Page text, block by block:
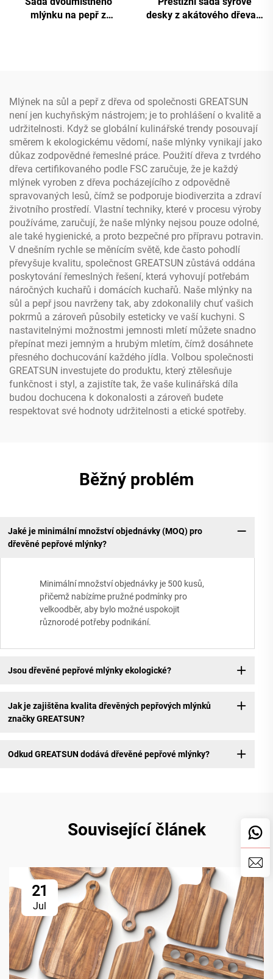
mlýnku na pepř z
desky z akátového dřeva s
Mlýnek na sůl a pepř z dřeva od společnosti GREATSUN
není jen kuchyňským nástrojem; je to prohlášení o kvalitě a
udržitelnosti. Když se globální kulinářské trendy posouvají
směrem k ekologickému vědomí, naše mlýnky vynikají jako
důkaz zodpovědné řemeslné práce. Použití dřeva z tvrdého
dřeva certifikovaného podle FSC zaručuje, že je každý
mlýnek vyroben z dřeva pocházejícího z odpovědně
spravovaných lesů, čímž se podporuje biodiverzita a zdraví
životního prostředí. Vlastní techniky, které v procesu výroby
používáme, zaručují, že naše mlýnky nejsou pouze odolné,
ale také hygienické, a proto bezpečné pro přípravu potravin.
V dnešním rychle se měnícím světě, kde často pohodlí
převyšuje kvalitu, společnost GREATSUN zůstává oddána
poskytování řemeslných řešení, která vyhovují potřebám
náročných kuchařů i domácích kuchařů. Naše mlýnky na
sůl a pepř jsou navrženy tak, aby zdokonalily chuť vašich
pokrmů a zároveň působily esteticky ve vaší kuchyni. S
nastavitelnými možnostmi jemnosti mletí můžete snadno
přepínat mezi jemným a hrubým mletím, čímž dosáhnete
přesného dochucování každého jídla. Volbou společnosti
GREATSUN investujete do produktu, který ztělesňuje
funkčnost i styl, a zajistíte tak, že vaše kulinářská díla
budou dochucena k dokonalosti a zároveň budete
respektovat své hodnoty udržitelnosti a etické spotřeby.
Běžný problém
Jaké je minimální množství objednávky (MOQ) pro
dřevěné pepřové mlýnky?
Minimální množství objednávky je 500 kusů,
přičemž nabízíme pružné podmínky pro
velkoodběr, aby bylo možné uspokojit
různorodé potřeby podnikání.
Jsou dřevěné pepřové mlýnky ekologické?
Jak je zajištěna kvalita dřevěných pepřových mlýnků
značky GREATSUN?
Odkud GREATSUN dodává dřevěné pepřové mlýnky?
Související článek
21
Jul